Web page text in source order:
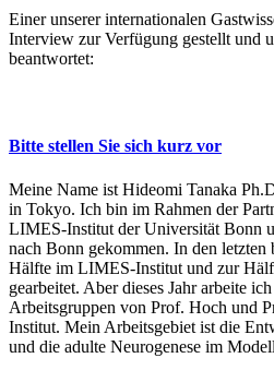
Einer unserer internationalen
Interview zur Verfügung gestellt und
beantwortet:
Bitte stellen Sie sich kurz vor
Meine Name ist Hideomi Tanaka
in Tokyo. Ich bin im Rahmen der
LIMES-Institut der Universität Bonn
nach Bonn gekommen. In den letzten
Hälfte im LIMES-Institut und zur
gearbeitet. Aber dieses Jahr arbeite
Arbeitsgruppen von Prof. Hoch und
Institut. Mein Arbeitsgebiet ist die
und die adulte Neurogenese im